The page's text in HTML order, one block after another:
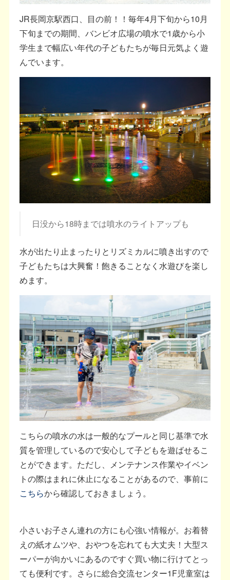
JR長岡京駅西口、目の前！！毎年4月下旬から10月
下旬までの期間、バンビオ広場の噴水で1歳から小
学生まで幅広い年代の子どもたちが毎日元気よく遊
んでいます。
日没から18時までは噴水のライトアップも
水が出たり止まったりとリズミカルに噴き出すので
子どもたちは大興奮！飽きることなく水遊びを楽し
めます。
こちらの噴水の水は一般的なプールと同じ基準で水
質を管理しているので安心して子どもを遊ばせるこ
とができます。ただし、メンテナンス作業やイベン
トの際はまれに休止になることがあるので、事前に
こちらから確認しておきましょう。
小さいお子さん連れの方にも心強い情報が。お着替
えの紙オムツや、おやつを忘れても大丈夫！大型ス
ーパーが向かいにあるのですぐ買い物に行けてとっ
ても便利です。さらに総合交流センター1F児童室は